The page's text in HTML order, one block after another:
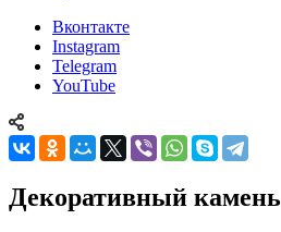
Вконтакте
Instagram
Telegram
YouTube
Декоративный камень